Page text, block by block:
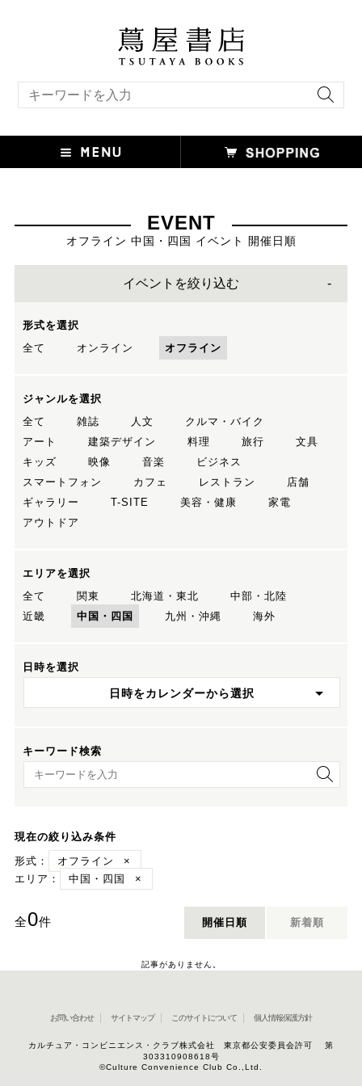
EVENT
オフライン 中国・四国 イベント 開催日順
イベントを絞り込む
形式を選択
全て
オンライン オフライン
ジャンルを選択
全て
雑誌 人文
クルマ・バイク
アート
建築デザイン 料理 旅行
文具
キッズ
映像 音楽
ビジネス
スマートフォン
カフェ レストラン
店舗
ギャラリー
T-SITE 美容・健康
家電
アウトドア
エリアを選択
全て
関東 北海道・東北
中部・北陸
近畿
中国・四国 九州・沖縄 海外
日時を選択
日時をカレンダーから選択
キーワード検索
キーワード検索
現在の絞り込み条件
形式：
オフライン
×
エリア：
中国・四国 ×
全0件 開催日順 新着順
記事がありません。
お問い合わせ サイトマップ このサイトについて 個人情報保護方針
カルチュア・コンビニエンス・クラブ株式会社 東京都公安委員会許可 第
303310908618号
©Culture Convenience Club Co.,Ltd.